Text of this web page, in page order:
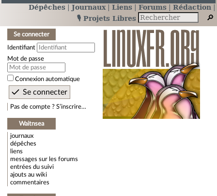
Dépêches Journaux Liens Forums
Rédaction
🎙️ Projets Libres
Se connecter
Identifiant
Mot de passe
Connexion automatique
Pas de compte ? S’inscrire…
Waitnsea
journaux
dépêches
liens
messages sur les forums
entrées du suivi
ajouts au wiki
commentaires